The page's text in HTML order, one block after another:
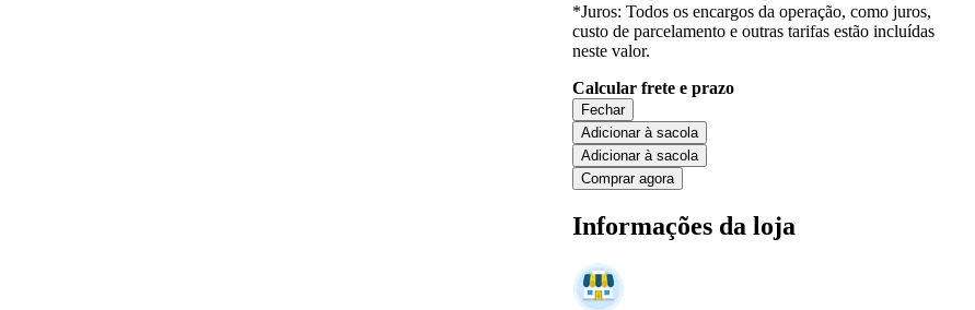
*Juros: Todos os encargos da operação, como juros,
custo de parcelamento e outras tarifas estão incluídas
neste valor.
Calcular frete e prazo
Fechar
Adicionar à sacola
Adicionar à sacola
Comprar agora
Informações da loja